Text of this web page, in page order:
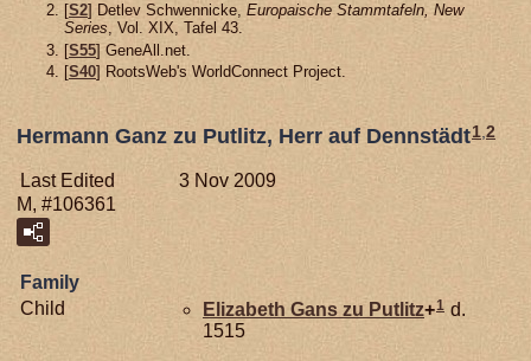
[S2] Detlev Schwennicke, Europaische Stammtafeln, New
Series, Vol. XIX, Tafel 43.
[S55] GeneAll.net.
[S40] RootsWeb's WorldConnect Project.
Hermann Ganz zu Putlitz, Herr auf Dennstädt1,2
Last Edited
3 Nov 2009
M, #106361
Family
Child
Elizabeth Gans zu Putlitz+1 d.
1515